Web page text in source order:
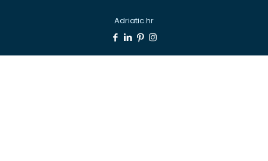
Adriatic.hr